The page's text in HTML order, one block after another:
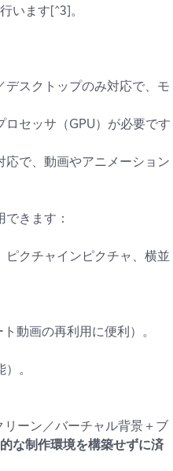
います[^3]。
スクトップのみ対応で、モ
セッサ（GPU）が必要です
で、動画やアニメーション
きます：
クチャインピクチャ、横並
動画の再利用に便利）。
。
ーン／バーチャル背景＋ブ
な制作環境を構築せずに済